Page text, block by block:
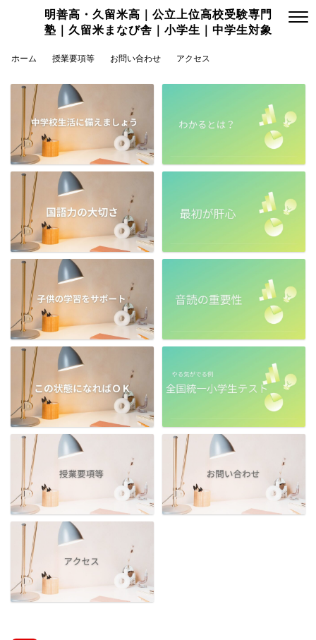
明善高・久留米高｜公立上位高校受験専門
塾｜久留米まなび舎｜小学生｜中学生対象
ホーム 授業要項等 お問い合わせ アクセス